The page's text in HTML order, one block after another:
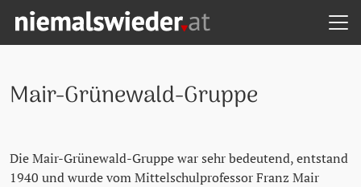
Zum Hauptinhalt springen
Zum Hauptmenü springen
Zu den Quicklinks springen
NIEMALS WIEDER! - STARTSEITE
Mair-Grünewald-Gruppe
Die Mair-Grünewald-Gruppe war sehr bedeutend, entstand
1940 und wurde vom Mittelschulprofessor Franz Mair